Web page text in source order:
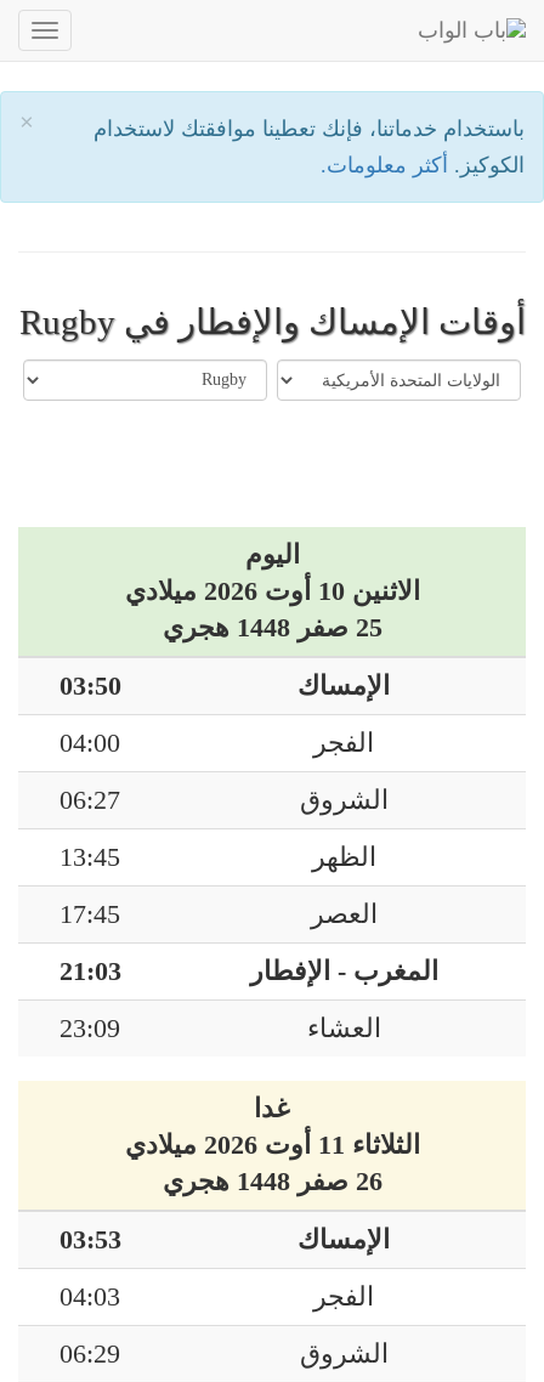
×
باستخدام خدماتنا، فإنك تعطينا موافقتك لاستخدام
الكوكيز. أكثر معلومات.
أوقات الإمساك والإفطار في Rugby
اليوم
الاثنين 10 أوت 2026 ميلادي
25 صفر 1448 هجري
الإمساك
03:50
الفجر
04:00
الشروق
06:27
الظهر
13:45
العصر
17:45
المغرب - الإفطار
21:03
العشاء
23:09
غدا
الثلاثاء 11 أوت 2026 ميلادي
26 صفر 1448 هجري
الإمساك
03:53
الفجر
04:03
الشروق
06:29